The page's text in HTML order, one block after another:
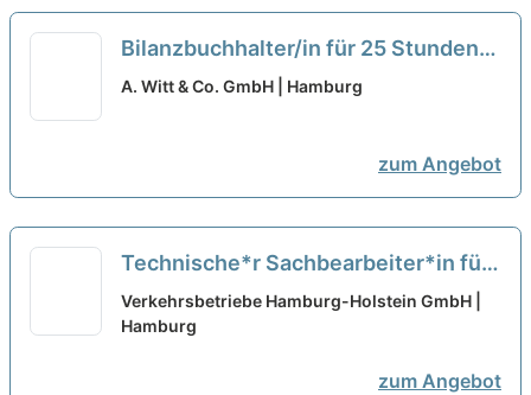
Bilanzbuchhalter/in für 25 Stunden
4-5 Tage wöchentlich neu
A. Witt & Co. GmbH | Hamburg
zum Angebot
Technische*r Sachbearbeiter*in für
den Bereich Strecke neu
Verkehrsbetriebe Hamburg-Holstein GmbH |
Hamburg
zum Angebot